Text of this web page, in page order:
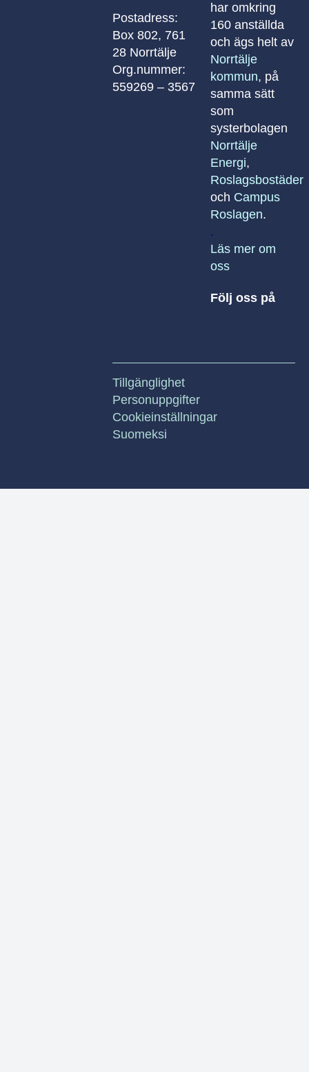
Postadress:
Box 802, 761
28 Norrtälje
Org.nummer:
559269 – 3567
har omkring
160 anställda
och ägs helt av
Norrtälje
kommun, på
samma sätt
som
systerbolagen
Norrtälje
Energi,
Roslagsbostäder
och Campus
Roslagen.
.
Läs mer om
oss
Följ oss på
Tillgänglighet
Personuppgifter
Cookieinställningar
Suomeksi